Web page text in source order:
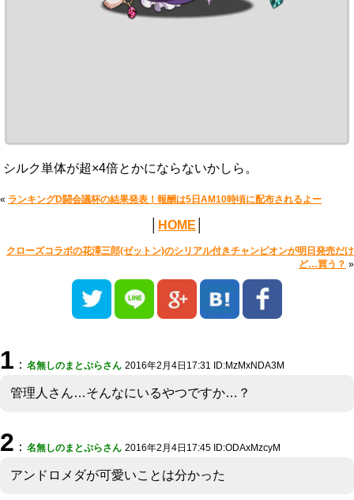
シルク単体が超×4倍とかにならないかしら。
« ランキングD闘会議杯の結果発表！報酬は5日AM10時頃に配布されるよー
HOME
クローズコラボの花澤三郎(ゼットン)のシリアル付きチャンピオンが明日発売だけ
ど…買う？ »
1 ： 名無しのまとぷらさん 2016年2月4日17:31 ID:MzMxNDA3M
管理人さん…そんなにいるやつですか…？
2 ： 名無しのまとぷらさん 2016年2月4日17:45 ID:ODAxMzcyM
アンドロメダが可愛いことは分かった